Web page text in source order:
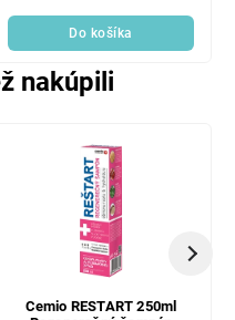
Do košíka
nakúpili
Cemio RESTART 250ml